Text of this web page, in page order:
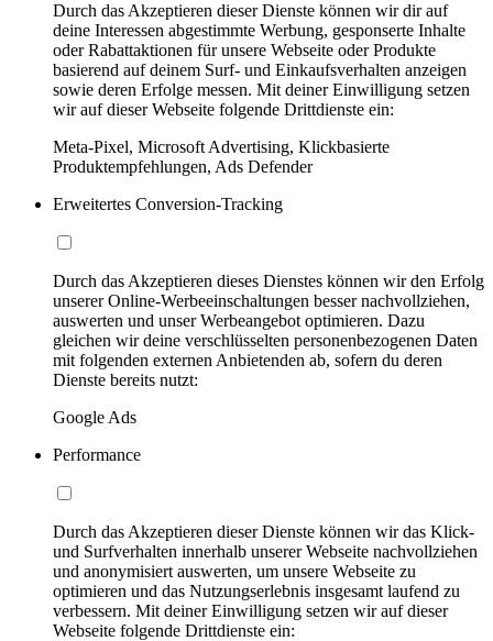
Durch das Akzeptieren dieser Dienste können wir dir auf
deine Interessen abgestimmte Werbung, gesponserte Inhalte
oder Rabattaktionen für unsere Webseite oder Produkte
basierend auf deinem Surf- und Einkaufsverhalten anzeigen
sowie deren Erfolge messen. Mit deiner Einwilligung setzen
wir auf dieser Webseite folgende Drittdienste ein:
Meta-Pixel, Microsoft Advertising, Klickbasierte
Produktempfehlungen, Ads Defender
Erweitertes Conversion-Tracking
Durch das Akzeptieren dieses Dienstes können wir den Erfolg
unserer Online-Werbeeinschaltungen besser nachvollziehen,
auswerten und unser Werbeangebot optimieren. Dazu
gleichen wir deine verschlüsselten personenbezogenen Daten
mit folgenden externen Anbietenden ab, sofern du deren
Dienste bereits nutzt:
Google Ads
Performance
Durch das Akzeptieren dieser Dienste können wir das Klick-
und Surfverhalten innerhalb unserer Webseite nachvollziehen
und anonymisiert auswerten, um unsere Webseite zu
optimieren und das Nutzungserlebnis insgesamt laufend zu
verbessern. Mit deiner Einwilligung setzen wir auf dieser
Webseite folgende Drittdienste ein: